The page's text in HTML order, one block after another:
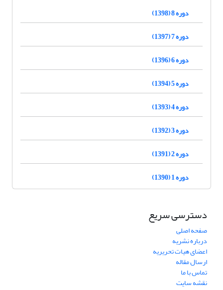
دوره 8 (1398)
دوره 7 (1397)
دوره 6 (1396)
دوره 5 (1394)
دوره 4 (1393)
دوره 3 (1392)
دوره 2 (1391)
دوره 1 (1390)
دسترسی سریع
صفحه اصلی
درباره نشریه
اعضای هیات تحریریه
ارسال مقاله
تماس با ما
نقشه سایت